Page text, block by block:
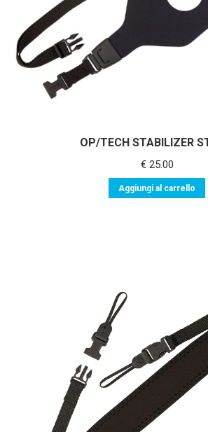
OP/TECH STABILIZER
€25.00
Aggiungi al carrello